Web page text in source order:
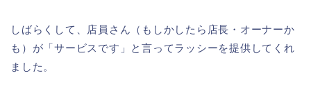
しばらくして、店員さん（もしかしたら店長・オーナーか
も）が「サービスです」と言ってラッシーを提供してくれ
ました。